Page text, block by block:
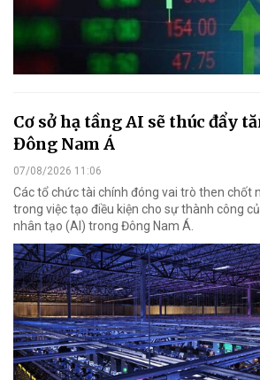
Cơ sở hạ tầng AI sẽ thúc đẩy
Đông Nam Á
07/08/2026 11:06
Các tổ chức tài chính đóng vai trò then chốt
trong việc tạo điều kiện cho sự thành công
nhân tạo (AI) trong Đông Nam Á.